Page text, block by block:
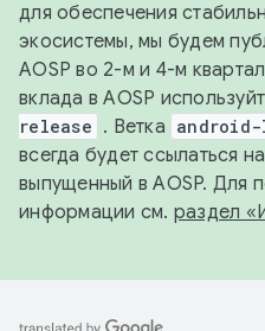
для обеспечения
экосистемы, мы будем
AOSP во 2-м и 4-м
вклада в AOSP
release . Ветка
всегда будет ссылаться
выпущенный в AOSP. Для
информации см. раздел